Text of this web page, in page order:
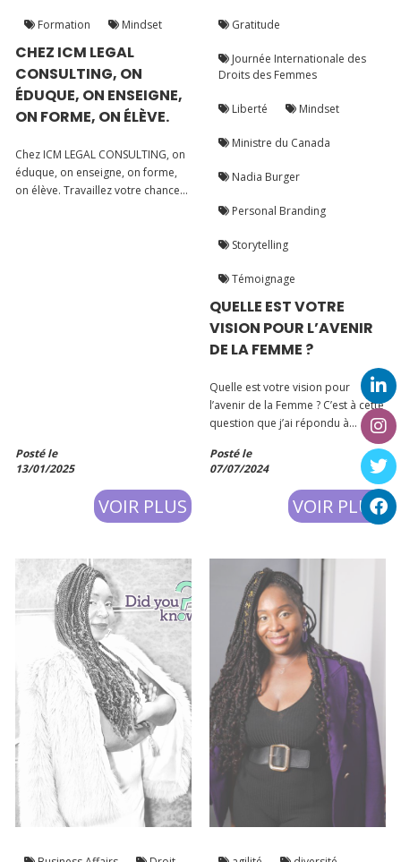
CHEZ ICM LEGAL
CONSULTING, ON
ÉDUQUE, ON ENSEIGNE,
ON FORME, ON ÉLÈVE.
Chez ICM LEGAL CONSULTING, on
éduque, on enseigne, on forme,
on élève. Travaillez votre chance
Posté le
13/01/2025
VOIR PLUS
Formation Mindset
QUELLE EST VOTRE
VISION POUR L’AVENIR
DE LA FEMME ?
Quelle est votre vision pour
l’avenir de la Femme ? C’est à cette
question que j’ai répondu à
l’occasion du dîner des « Femmes
Inspirantes » dont j’ai fait partie,
avec une invitée d’honneur Nadia
Burger, Ministre plénipotentiaire
de l’Ambassade du Canad
Posté le
07/07/2024
VOIR PLUS
Gratitude
Journée Internationale des
Droits des Femmes
Liberté Mindset
Ministre du Canada
Nadia Burger
Personal Branding
Storytelling
Témoignage